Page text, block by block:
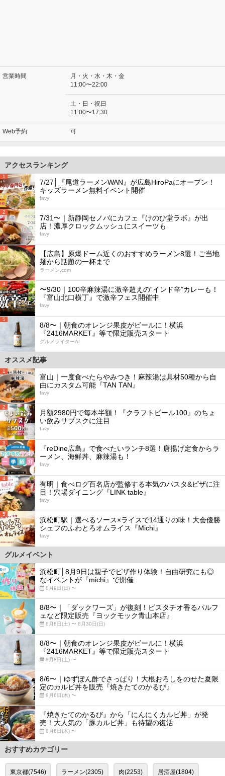
営業時間
月・火・水・木・金
11:00〜22:00
土・日・祝日
11:00〜17:30
Web予約 可
アクセスランキング
1
7/27│『尾道ラーメンWAN』が広島HiroPaにオープン！
キッズラーメン無料イベント開催
favy
2
7/31〜｜新静岡セノバにカフェ『けのひ堂ラボ』が出
店！濃厚クロックムッシュにスイーツも
favy
3
【広島】原爆ドーム近くのおすすめラーメン8選！ご当地
麺から話題の一杯まで
ラーメン.com
4
〜9/30｜100辛麻辣湯に激辛超えの“インド辛”カレーも！
『富山北口横丁』で激辛フェス開催中
favy
5
8/8〜｜朝食のオレンジ果皮がビールに！横浜
『2416MARKET』等で限定販売スタート
グルメライターAI
オススメ記事
1
富山｜一度食べたらやみつき！麻辣湯は具材50種から自
由にカスタム可能『TAN TAN』
favy
2
月額2980円で毎本半額！『クラフトビール100』のちょ
い飲みサブスクに注目
favy
3
『reDine広島』で食べたいランチ8選！唐揚げ定食からラ
ーメン、海鮮丼、麻辣湯も！
favy
4
有明｜食べログ百名店が監修する本気のパスタ&ピザに注
目！穴場ダイニング『LINK table』
favy
5
浜松町駅｜選べるソース×ライスで14通りの味！大会優勝
シェフのふわとろオムライス『Michi』
favy
グルメイベント
浜松町│8月9日は親子でピザ作り体験！自由研究にも◎
なイベントが『michi』で開催
8月9日(日) 〜
8/8〜｜「ダックワーズ」が復刻！ピスタチオ香るパルフ
ェなど限定販売『ヨックモック青山本店』
8月8日(土) 〜 8月30日(日)
8/8〜｜朝食のオレンジ果皮がビールに！横浜
『2416MARKET』等で限定販売スタート
8月8日(土) 〜
8/6〜｜ゆずぽん酢でさっぱり！大根おろしをのせた夏限
定のカルビ丼を販売『焼きたてのかるび』
8月6日(木) 〜
『焼きたてのかるび』から「にんにくカルビ丼」が発
売！大人気の「豚カルビ丼」も待望の復活
8月6日(木) 〜
おすすめカテゴリー
東京都(7546) ラーメン(2305) 肉(2253) 居酒屋(1804)